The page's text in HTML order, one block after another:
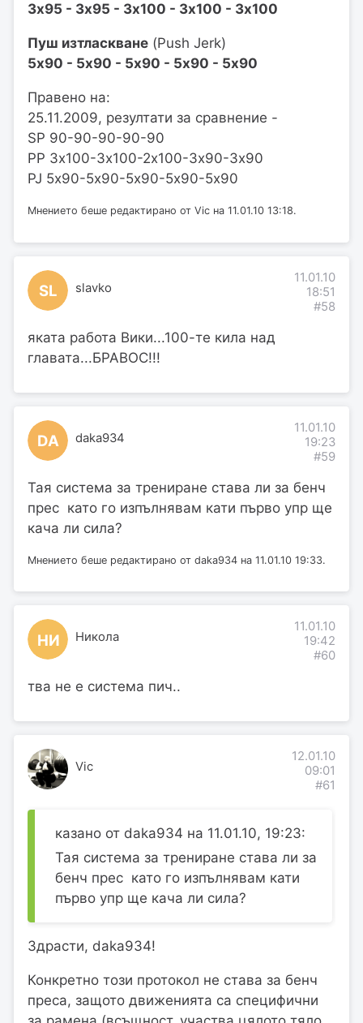
3х95 - 3х95 - 3х100 - 3х100 - 3х100
Пуш изтласкване (Push Jerk)
5х90 - 5х90 - 5х90 - 5х90 - 5х90
Правено на:
25.11.2009, резултати за сравнение -
SP 90-90-90-90-90
PP 3х100-3х100-2х100-3х90-3х90
PJ 5х90-5х90-5х90-5х90-5х90
Мнението беше редактирано от Vic на 11.01.10 13:18.
SL slavko
11.01.10
18:51
#58
яката работа Вики...100-те кила над
главата...БРАВОС!!!
DA daka934
11.01.10
19:23
#59
Тая система за трениране става ли за бенч
прес като го изпълнявам кати първо упр ще
кача ли сила?
Мнението беше редактирано от daka934 на 11.01.10 19:33.
НИ Никола
11.01.10
19:42
#60
тва не е система пич..
Vic
12.01.10
09:01
#61
казано от daka934 на 11.01.10, 19:23:
Тая система за трениране става ли за
бенч прес като го изпълнявам кати
първо упр ще кача ли сила?
Здрасти, daka934!
Конкретно този протокол не става за бенч
преса, защото движенията са специфични